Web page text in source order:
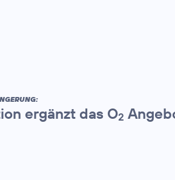
ergänzt das O2